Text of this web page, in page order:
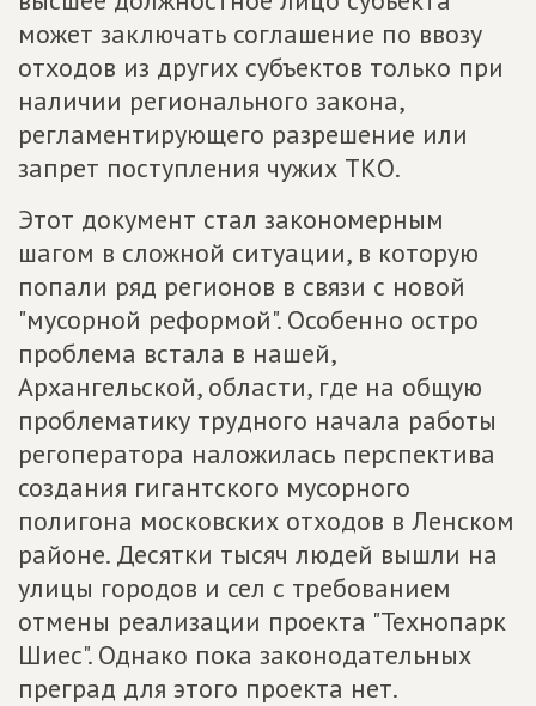
может заключать соглашение по ввозу
отходов из других субъектов только при
наличии регионального закона,
регламентирующего разрешение или
запрет поступления чужих ТКО.
Этот документ стал закономерным
шагом в сложной ситуации, в которую
попали ряд регионов в связи с новой
"мусорной реформой". Особенно остро
проблема встала в нашей,
Архангельской, области, где на общую
проблематику трудного начала работы
регоператора наложилась перспектива
создания гигантского мусорного
полигона московских отходов в Ленском
районе. Десятки тысяч людей вышли на
улицы городов и сел с требованием
отмены реализации проекта "Технопарк
Шиес". Однако пока законодательных
преград для этого проекта нет.